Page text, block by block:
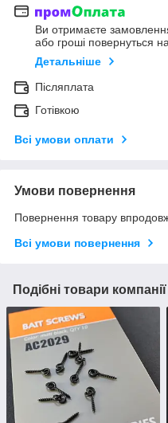
Ви отримаєте
або гроші повернуться
Детальніше
Післяплата
Готівкою
Всі умови оплати
Умови повернення
Повернення товару
Всі умови повернення
Подібні товари компанії